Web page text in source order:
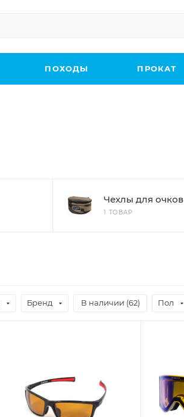
ПОХОДЫ ПРОКАТ
Чехлы для очков
1 ТОВАР
Бренд В наличии (62) Пол